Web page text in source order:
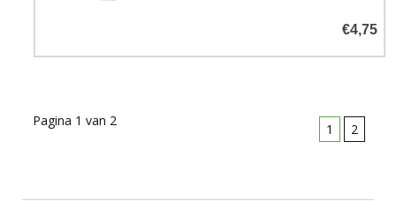
€4,75
Pagina 1 van 2
1 2